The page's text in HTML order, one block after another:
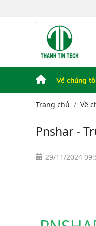
Phân Tích Điện
Máy
Về chúng
Trang chủ Về
Pnshar -
29/11/2024